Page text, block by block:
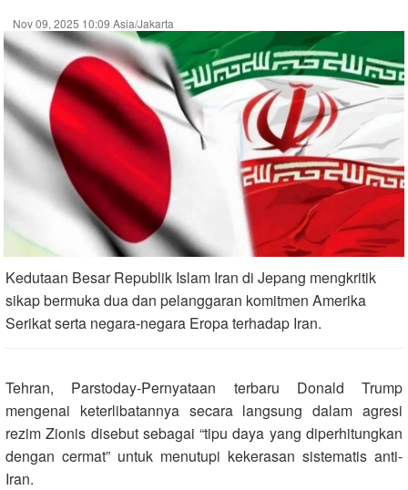
Nov 09, 2025 10:09 Asia/Jakarta
Kedutaan Besar Republik Islam Iran di Jepang mengkritik
sikap bermuka dua dan pelanggaran komitmen Amerika
Serikat serta negara-negara Eropa terhadap Iran.
Tehran, Parstoday-Pernyataan terbaru Donald Trump
mengenai keterlibatannya secara langsung dalam agresi
rezim Zionis disebut sebagai “tipu daya yang diperhitungkan
dengan cermat” untuk menutupi kekerasan sistematis anti-
Iran.